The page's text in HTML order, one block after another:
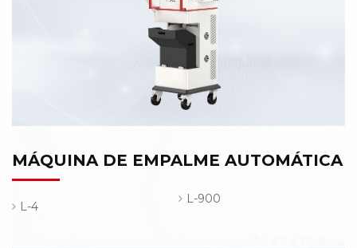
MÁQUINA DE EMPALME AUTOMÁTICA
L-4
L-900